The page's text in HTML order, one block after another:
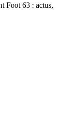
Foot 63 : actus,